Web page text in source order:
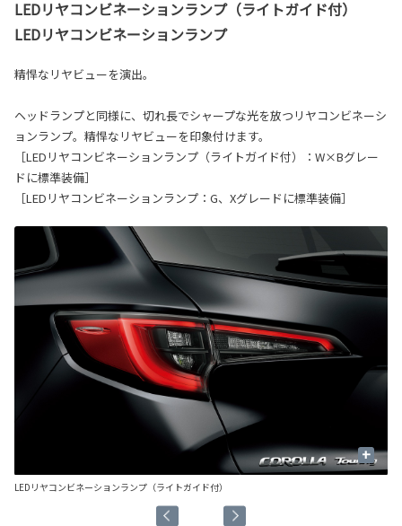
LEDリヤコンビネーションランプ（ライトガイド付）
LEDリヤコンビネーションランプ
精悍なリヤビューを演出。
ヘッドランプと同様に、切れ長でシャープな光を放つリヤコンビネーシ
ョンランプ。精悍なリヤビューを印象付けます。
［LEDリヤコンビネーションランプ（ライトガイド付）：W×Bグレー
ドに標準装備］
［LEDリヤコンビネーションランプ：G、Xグレードに標準装備］
+
LEDリヤコンビネーションランプ（ライトガイド付）